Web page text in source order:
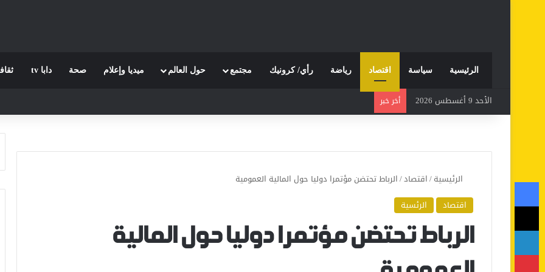
الرئيسية سياسة اقتصاد رياضة رأي/ كرونيك مجتمع حول العالم ميديا وإعلام صحة دابا tv
الأحد 9 أغسطس 2026 أخر خبر
الرئيسية/اقتصاد/الرباط تحتضن مؤتمرا دوليا حول المالية العمومية
اقتصاد
الرئسية
الرباط تحتضن مؤتمرا دوليا حول المالية